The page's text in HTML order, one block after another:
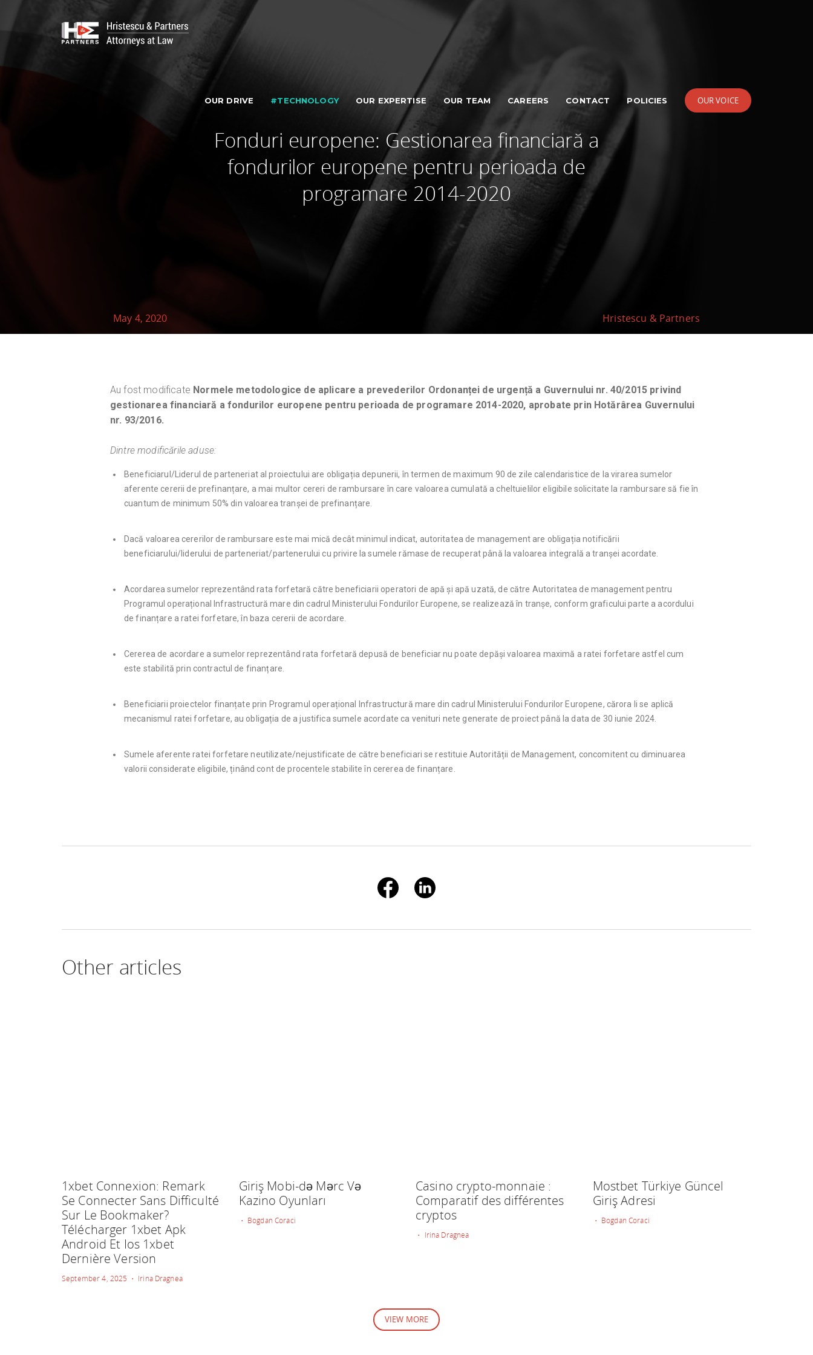
OUR DRIVE #TECHNOLOGY OUR EXPERTISE OUR TEAM CAREERS CONTACT POLICIES OUR VOICE
Fonduri europene: Gestionarea financiară a
fondurilor europene pentru perioada de
programare 2014-2020
May 4, 2020 Hristescu & Partners
Au fost modificate Normele metodologice de aplicare a prevederilor Ordonanței de urgență a Guvernului nr. 40/2015 privind
gestionarea financiară a fondurilor europene pentru perioada de programare 2014-2020, aprobate prin Hotărârea Guvernului
nr. 93/2016.
Dintre modificările aduse:
Beneficiarul/Liderul de parteneriat al proiectului are obligația depunerii, în termen de maximum 90 de zile calendaristice de la virarea sumelor
aferente cererii de prefinanțare, a mai multor cereri de rambursare în care valoarea cumulată a cheltuielilor eligibile solicitate la rambursare să fie în
cuantum de minimum 50% din valoarea tranșei de prefinanțare.
Dacă valoarea cererilor de rambursare este mai mică decât minimul indicat, autoritatea de management are obligația notificării
beneficiarului/liderului de parteneriat/partenerului cu privire la sumele rămase de recuperat până la valoarea integrală a tranșei acordate.
Acordarea sumelor reprezentând rata forfetară către beneficiarii operatori de apă și apă uzată, de către Autoritatea de management pentru
Programul operațional Infrastructură mare din cadrul Ministerului Fondurilor Europene, se realizează în tranșe, conform graficului parte a acordului
de finanțare a ratei forfetare, în baza cererii de acordare.
Cererea de acordare a sumelor reprezentând rata forfetară depusă de beneficiar nu poate depăși valoarea maximă a ratei forfetare astfel cum
este stabilită prin contractul de finanțare.
Beneficiarii proiectelor finanțate prin Programul operațional Infrastructură mare din cadrul Ministerului Fondurilor Europene, cărora li se aplică
mecanismul ratei forfetare, au obligația de a justifica sumele acordate ca venituri nete generate de proiect până la data de 30 iunie 2024.
Sumele aferente ratei forfetare neutilizate/nejustificate de către beneficiari se restituie Autorității de Management, concomitent cu diminuarea
valorii considerate eligibile, ținând cont de procentele stabilite în cererea de finanțare.
Other articles
1xbet Connexion: Remark
Se Connecter Sans Difficulté
Sur Le Bookmaker?
Télécharger 1xbet Apk
Android Et Ios 1xbet
Dernière Version
September 4, 2025 • Irina Dragnea
Giriş Mobi-də Mərc Və
Kazino Oyunları
• Bogdan Coraci
Casino crypto-monnaie :
Comparatif des différentes
cryptos
• Irina Dragnea
Mostbet Türkiye Güncel
Giriş Adresi
• Bogdan Coraci
VIEW MORE